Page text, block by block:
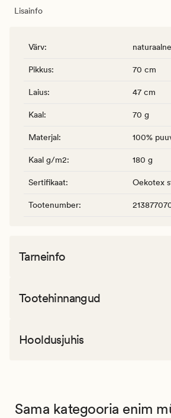
Lisainfo
Värv:
Pikkus: 70 cm
Laius: 47 cm
Kaal: 70 g
Materjal: 100%
Kaal g/m2: 180 g
Sertifikaat: Oekotex
Tootenumber:
Tarneinfo
Tootehinnangud
Hooldusjuhis
Sama kategooria enim